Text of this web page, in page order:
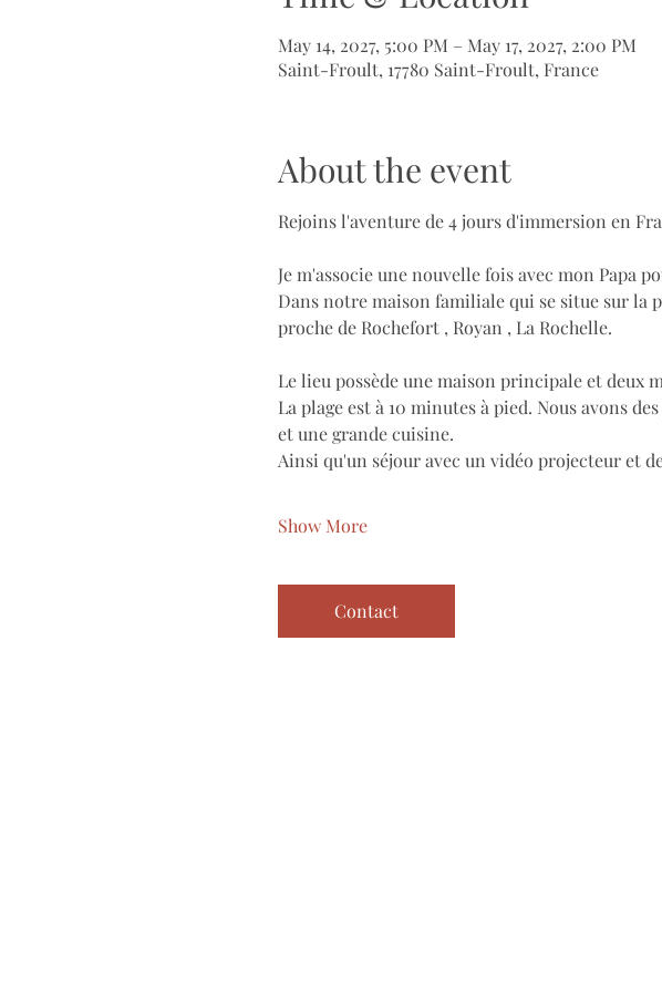
May 14, 2027, 5:00 PM – May 17, 2027, 2:00 PM
Saint-Froult, 17780 Saint-Froult, France
About the event
Rejoins l'aventure de 4 jours d'immersion en
Je m'associe une nouvelle fois avec mon Papa
Dans notre maison familiale qui se situe sur la
proche de Rochefort , Royan , La Rochelle.
Le lieu possède une maison principale et deux
La plage est à 10 minutes à pied. Nous avons
et une grande cuisine.
Ainsi qu'un séjour avec un vidéo projecteur et
Show More
Contact